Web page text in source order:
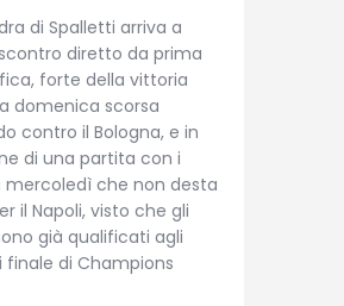
di Spalletti arriva a
diretto da prima
forte della vittoria
domenica scorsa
contro il Bologna, e in
di una partita con i
mercoledì che non desta
il Napoli, visto che gli
già qualificati agli
finale di Champions